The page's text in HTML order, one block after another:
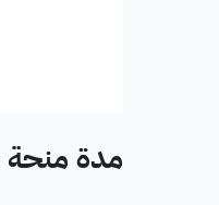
مدة منحة